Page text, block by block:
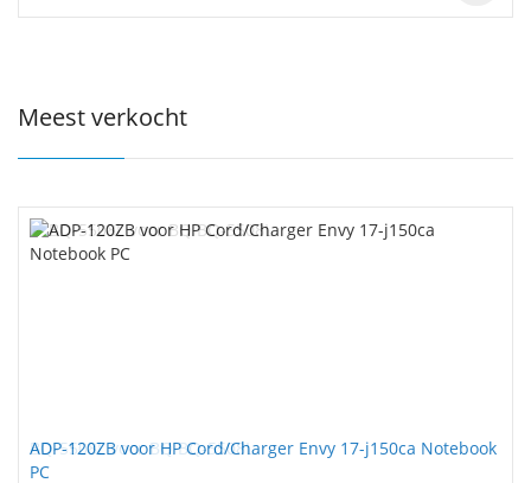
Meest verkocht
ADP-120ZB voor HP Cord/Charger Envy 17-j150ca Notebook
PC